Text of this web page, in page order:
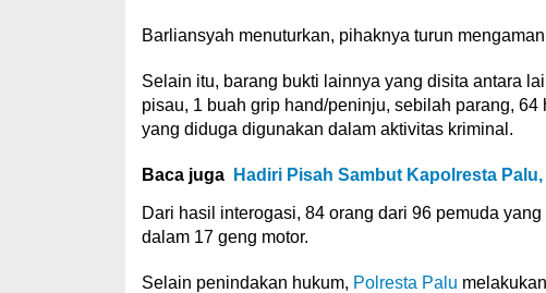
Barliansyah menuturkan, pihaknya turun
Selain itu, barang bukti lainnya yang disita antara
pisau, 1 buah grip hand/peninju, sebilah parang,
yang diduga digunakan dalam aktivitas kriminal.
Baca juga Hadiri Pisah Sambut Kapolresta
Dari hasil interogasi, 84 orang dari 96 pemuda
dalam 17 geng motor.
Selain penindakan hukum, Polresta Palu